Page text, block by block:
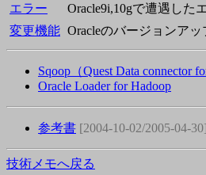
エラー
Oracle9i,10gで遭遇した
変更機能 Oracleのバージョンア
Sqoop（Quest Data connector
Oracle Loader for Hadoop
参考書 [2004-10-02/2005-04-30]
技術メモへ戻る